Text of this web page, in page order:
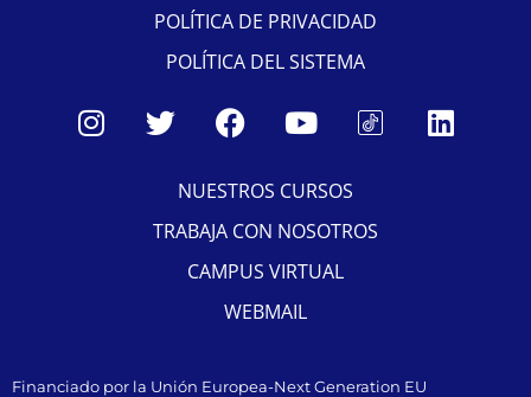
POLÍTICA DE PRIVACIDAD
POLÍTICA DEL SISTEMA
NUESTROS CURSOS
TRABAJA CON NOSOTROS
CAMPUS VIRTUAL
WEBMAIL
Financiado por la Unión Europea-Next Generation EU